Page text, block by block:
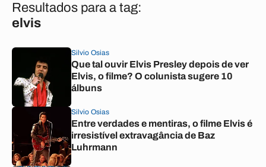
Resultados para a tag:
elvis
Silvio Osias
Que tal ouvir Elvis Presley depois de ver
Elvis, o filme? O colunista sugere 10
álbuns
Silvio Osias
Entre verdades e mentiras, o filme Elvis é
irresistível extravagância de Baz
Luhrmann